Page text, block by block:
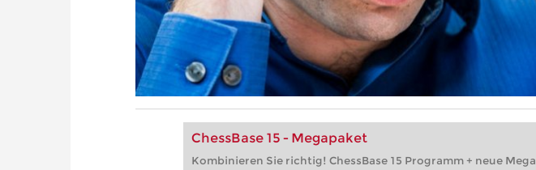
ChessBase 15 - Megapaket
Kombinieren Sie richtig! ChessBase 15 Programm + neue Mega